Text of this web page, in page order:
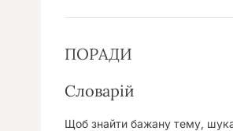
ПОРАДИ
Словарій
Щоб знайти бажану тему,